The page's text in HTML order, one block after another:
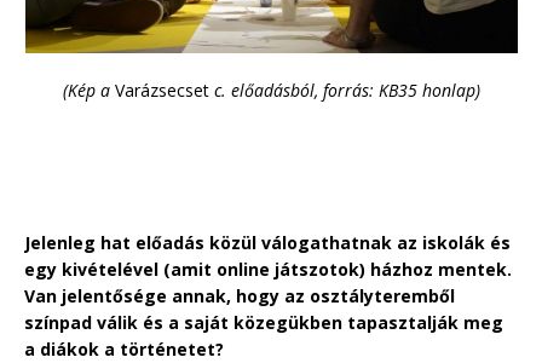
(Kép a Varázsecsetc. előadásból, forrás: KB35 honlap)
Jelenleg hat előadás közül válogathatnak az iskolák és
egy kivételével (amit online játszotok) házhoz mentek.
Van jelentősége annak, hogy az osztályteremből
színpad válik és a saját közegükben tapasztalják meg
a diákok a történetet?